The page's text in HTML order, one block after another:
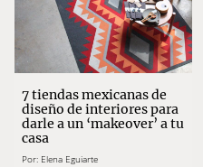
7 tiendas mexicanas de
diseño de interiores para
darle a un ‘makeover’ a tu
casa
Por: Elena Eguiarte